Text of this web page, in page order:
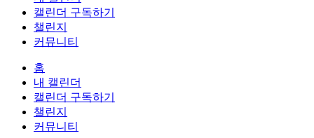
캘린더 구독하기
챌린지
커뮤니티
홈
내 캘린더
캘린더 구독하기
챌린지
커뮤니티